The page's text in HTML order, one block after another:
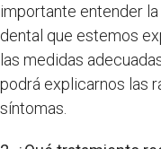
importante entender
dental que estemos
las medidas
podrá explicarnos las
síntomas.